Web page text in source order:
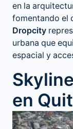
en la
fomentando el
Dropcity
urbana que
espacial y
en